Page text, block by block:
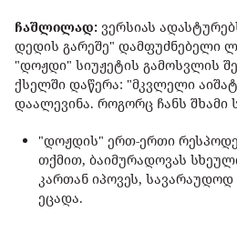
ჩაშლილად: ვერსიას
დედის გარეშე" დამფუძნებელი
"დოჟდი" სიუჟეტის გამოსვლის
ქსელში დაწერა: "მკვლელი
დაალევინა. როგორც ჩანს შხამი
"დოჟდის" ერთ-ერთი
თქმით, ბაიმურადოვას
კართან იპოვეს,
ეცადა.